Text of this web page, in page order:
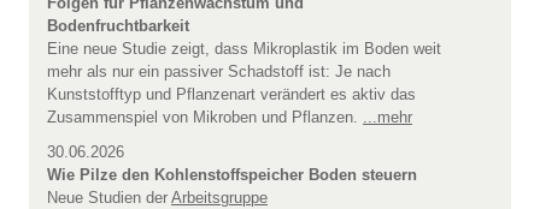
Bodenfruchtbarkeit
Eine neue Studie zeigt, dass Mikroplastik im Boden weit
mehr als nur ein passiver Schadstoff ist: Je nach
Kunststofftyp und Pflanzenart verändert es aktiv das
Zusammenspiel von Mikroben und Pflanzen.
...mehr
30.06.2026
Wie Pilze den Kohlenstoffspeicher Boden steuern
Neue Studien der Arbeitsgruppe